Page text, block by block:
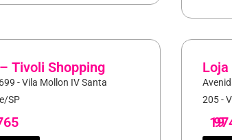
Tivoli Shopping
- Vila Mollon IV Santa
SP
Loja
205 -
19